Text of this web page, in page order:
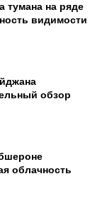
тумана на ряде
видимости
обзор
облачность